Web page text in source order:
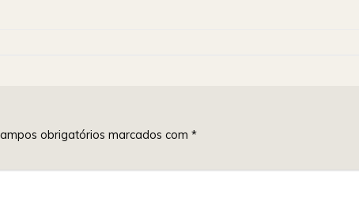
obrigatórios marcados com *